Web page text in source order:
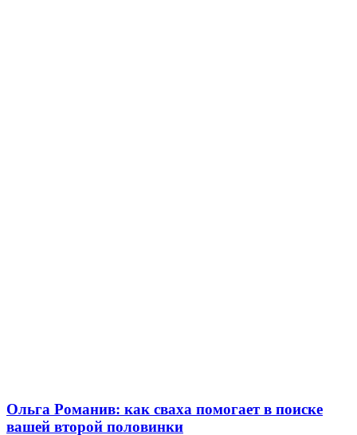
Ольга Романив: как сваха помогает в поиске
вашей второй половинки